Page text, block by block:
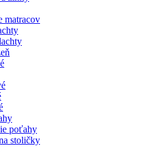
matracov
poťahy
stoličky